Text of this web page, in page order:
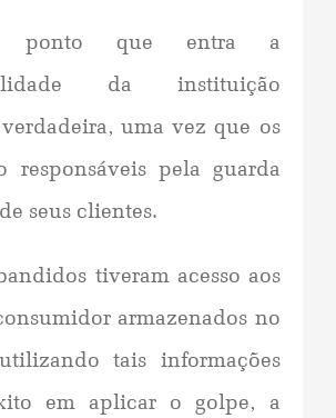
ponto que entra a
da instituição
uma vez que os
responsáveis pela guarda
seus clientes.
tiveram acesso aos
armazenados no
tais informações
em aplicar o golpe, a